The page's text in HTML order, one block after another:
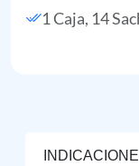
1 Caja, 14